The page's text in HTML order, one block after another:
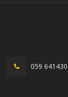
059 641430